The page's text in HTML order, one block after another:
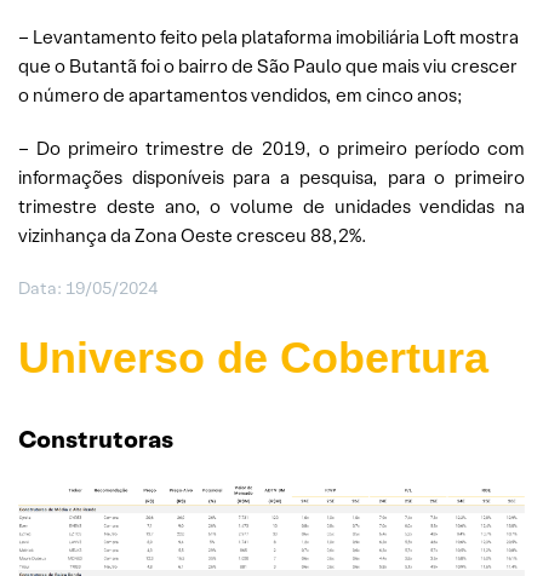
– Levantamento feito pela plataforma imobiliária Loft mostra
que o Butantã foi o bairro de São Paulo que mais viu crescer
o número de apartamentos vendidos, em cinco anos;
– Do primeiro trimestre de 2019, o primeiro período com
informações disponíveis para a pesquisa, para o primeiro
trimestre deste ano, o volume de unidades vendidas na
vizinhança da Zona Oeste cresceu 88,2%.
Data: 19/05/2024
Universo de Cobertura
Construtoras